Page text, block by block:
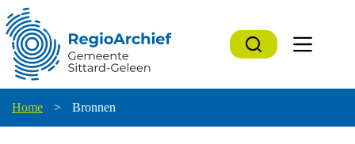
naar
de
inhoud
Home > Bronnen